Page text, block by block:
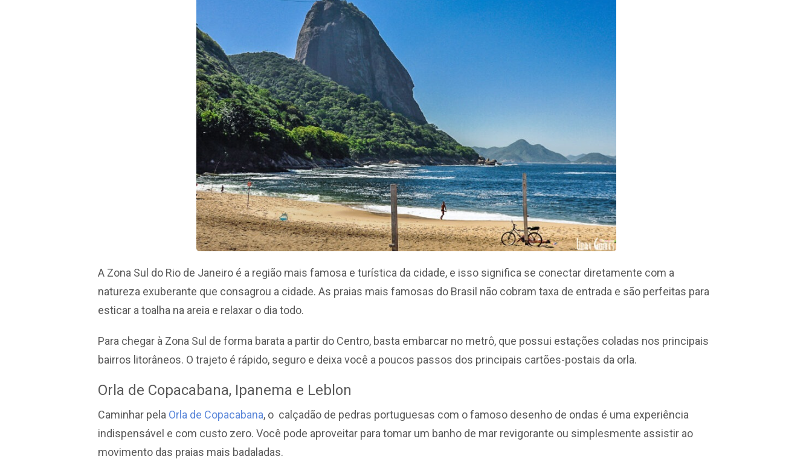
A Zona Sul do Rio de Janeiro é a região mais famosa e turística da cidade, e isso significa se conectar diretamente com a
natureza exuberante que consagrou a cidade. As praias mais famosas do Brasil não cobram taxa de entrada e são perfeitas para
esticar a toalha na areia e relaxar o dia todo.
Para chegar à Zona Sul de forma barata a partir do Centro, basta embarcar no metrô, que possui estações coladas nos principais
bairros litorâneos. O trajeto é rápido, seguro e deixa você a poucos passos dos principais cartões-postais da orla.
Orla de Copacabana, Ipanema e Leblon
Caminhar pela Orla de Copacabana, o calçadão de pedras portuguesas com o famoso desenho de ondas é uma experiência
indispensável e com custo zero. Você pode aproveitar para tomar um banho de mar revigorante ou simplesmente assistir ao
movimento das praias mais badaladas.